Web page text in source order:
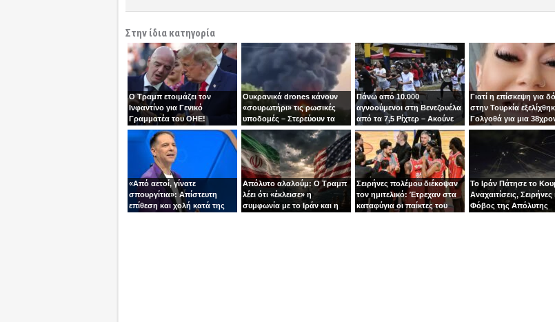
Στην ίδια κατηγορία
Ο Τραμπ ετοιμάζει τον
Ινφαντίνο για Γενικό
Γραμματέα του ΟΗΕ!
Ουκρανικά drones κάνουν
«σουρωτήρι» τις ρωσικές
υποδομές – Στερεύουν τα
καύσιμα του Πούτιν
Πάνω από 10.000
αγνοούμενοι στη Βενεζουέλα
από τα 7,5 Ρίχτερ – Ακούνε
φωνές κάτω από τα
συντρίμμια
Γιατί η επίσκεψη για
στην Τουρκία
Γολγοθά για μια
μητέρα
«Από αετοί, γίνατε
σπουργίτια»: Απίστευτη
επίθεση και χολή κατά της
Απόλυτο αλαλούμ: Ο Τραμπ
λέει ότι «έκλεισε» η
συμφωνία με το Ιράν και η
Σειρήνες πολέμου διέκοψαν
τον ημιτελικό: Έτρεχαν στα
καταφύγια οι παίκτες του
Το Ιράν Πάτησε το
Αναχαιτίσεις, Σειρήνες
Φόβος της Απόλυτης